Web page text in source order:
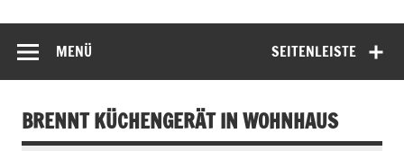
SEITENLEISTE
MENÜ
BRENNT KÜCHENGERÄT IN WOHNHAUS